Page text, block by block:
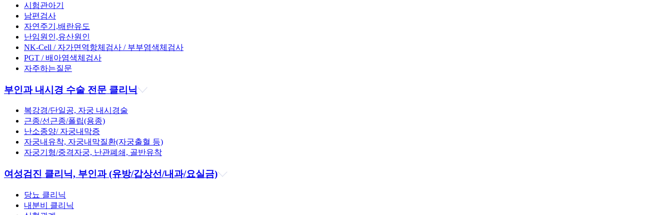
시험관아기
남편검사
자연주기,배란유도
난임원인,유산원인
NK-Cell / 자가면역항체검사 / 부부염색체검사
PGT / 배아염색체검사
자주하는질문
부인과 내시경 수술 전문 클리닉
복강경/단일공, 자궁 내시경술
근종/선근종/폴립(용종)
난소종양/ 자궁내막증
자궁내유착, 자궁내막질환(자궁출혈 등)
자궁기형/중격자궁, 난관폐쇄, 골반유착
여성검진 클리닉, 부인과(유방/갑상선/내과/요실금)
당뇨 클리닉
내분비 클리닉